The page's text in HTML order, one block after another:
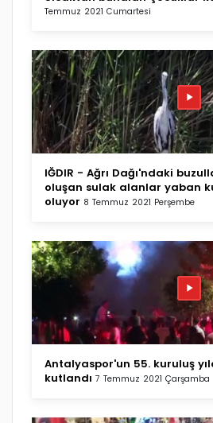
Temmuz 2021 Cumartesi
IĞDIR - Ağrı Dağı'ndaki
oluşan sulak alanlar yaban
oluyor 8 Temmuz 2021 Perşembe
Antalyaspor'un 55. kuruluş
kutlandı 7 Temmuz 2021 Çarşamba